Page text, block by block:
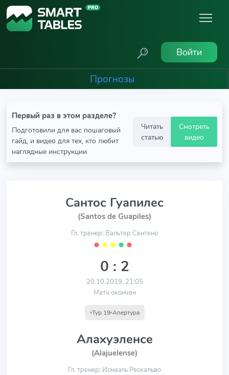
Войти
Прогнозы
Первый раз в этом разделе?
Подготовили для вас пошаговый
гайд, и видео для тех, кто любит
наглядные инструкции
Читать
статью
Смотреть
видео
Сантос Гуапилес
(Santos de Guapiles)
Гл. тренер: Вальтер Сентено
⬤ ⬤ ⬤ ⬤ ⬤
0 : 2
20.10.2019, 21:05
Матч окончен
Тур 19 Апертура
Алахуэленсе
(Alajuelense)
Гл. тренер: Исмаэль Рескальво